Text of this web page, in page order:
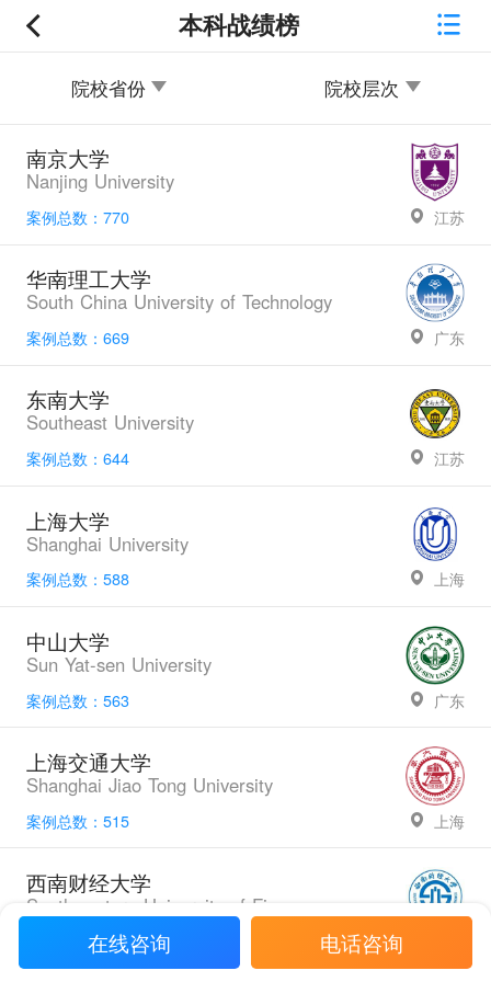
本科战绩榜
院校省份 院校层次
南京大学
Nanjing University
案例总数：770 江苏
华南理工大学
South China University of Technology
案例总数：669 广东
东南大学
Southeast University
案例总数：644 江苏
上海大学
Shanghai University
案例总数：588 上海
中山大学
Sun Yat-sen University
案例总数：563 广东
上海交通大学
Shanghai Jiao Tong University
案例总数：515 上海
西南财经大学
案例总数：478在线咨询 电话咨询